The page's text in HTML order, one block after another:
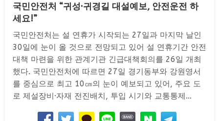
국민안전처 “귀성·귀경길 대설예보, 안전운전 하
세요!”
국민안전처는 설 연휴가 시작되는 27일과 마지막 날인
30일에 눈이 올 것으로 전망되고 있어 설 연휴기간 안전
대책 마련을 위한 관계기관 긴급대책회의를 26일 개최
했다. 국민안전처에 따르면 27일 경기동부와 강원영서
를 중심으로 최고 10㎝의 눈이 예보되고 있어, 주요 도
로 제설장비·자재 전진배치, 투입 시기와 교통통제…